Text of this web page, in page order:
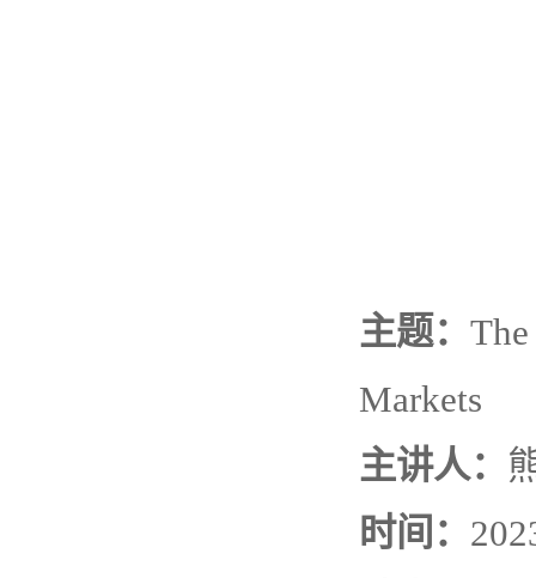
主题：
Markets
主讲人：
时间：